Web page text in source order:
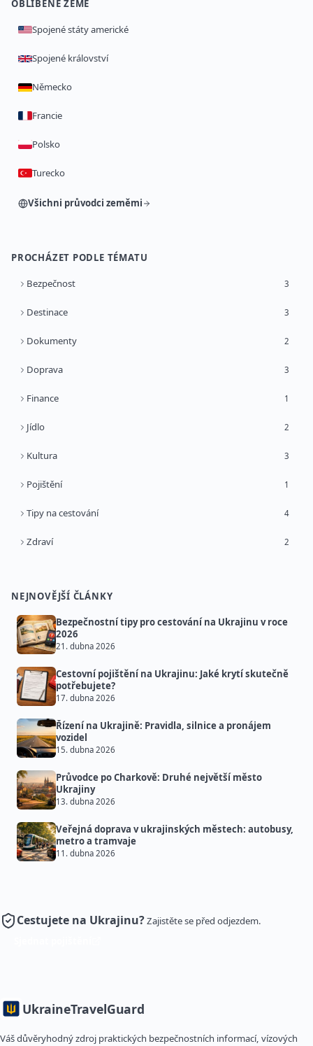
OBLÍBENÉ ZEMĚ
Spojené státy americké
Spojené království
Německo
Francie
Polsko
Turecko
Všichni průvodci zeměmi
PROCHÁZET PODLE TÉMATU
Bezpečnost 3
Destinace 3
Dokumenty 2
Doprava 3
Finance 1
Jídlo 2
Kultura 3
Pojištění 1
Tipy na cestování 4
Zdraví 2
NEJNOVĚJŠÍ ČLÁNKY
Bezpečnostní tipy pro cestování na Ukrajinu v roce
2026
21. dubna 2026
Cestovní pojištění na Ukrajinu: Jaké krytí skutečně
potřebujete?
17. dubna 2026
Řízení na Ukrajině: Pravidla, silnice a pronájem
vozidel
15. dubna 2026
Průvodce po Charkově: Druhé největší město
Ukrajiny
13. dubna 2026
Veřejná doprava v ukrajinských městech: autobusy,
metro a tramvaje
11. dubna 2026
Cestujete na Ukrajinu?Zajistěte se před odjezdem.
UkraineTravelGuard
Váš důvěryhodný zdroj praktických bezpečnostních informací, vízových